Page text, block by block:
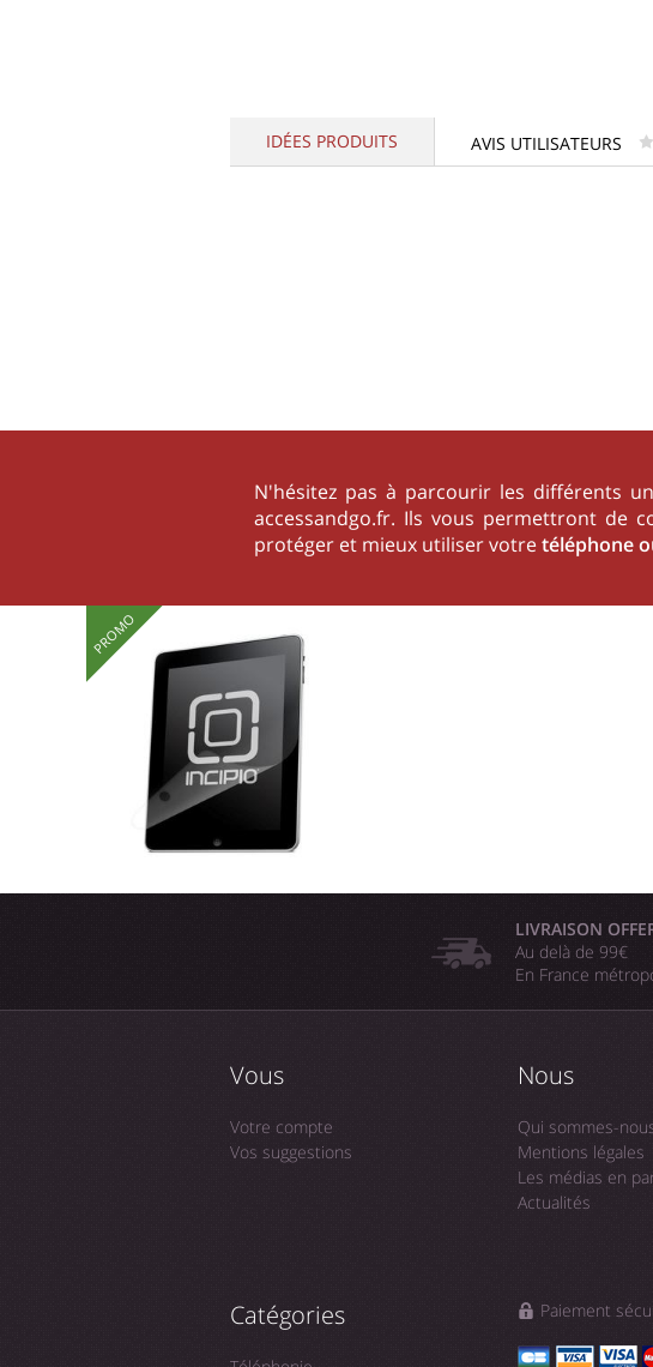
IDÉES PRODUITS AVIS UTILISATEURS
N'hésitez pas à parcourir les différents
accessandgo.fr. Ils vous permettront de
protéger et mieux utiliser votretéléphone
LIVRAISON
Au delà de 99€
En France
Vous
Votre compte
Vos suggestions
Nous
Qui sommes-
Mentions légales
Les médias en
Actualités
Catégories Paiement